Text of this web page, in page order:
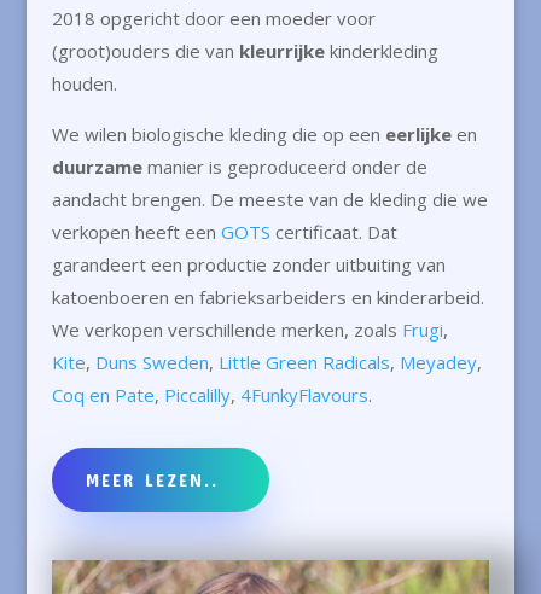
2018 opgericht door een moeder voor
(groot)ouders die van kleurrijkekinderkleding
houden.
We wilen biologische kleding die op een eerlijkeen
duurzamemanier is geproduceerd onder de
aandacht brengen. De meeste van de kleding die we
verkopen heeft een GOTS certificaat. Dat
garandeert een productie zonder uitbuiting van
katoenboeren en fabrieksarbeiders en kinderarbeid.
We verkopen verschillende merken, zoals Frugi,
Kite, Duns Sweden, Little Green Radicals, Meyadey,
Coq en Pate, Piccalilly, 4FunkyFlavours.
MEER LEZEN..